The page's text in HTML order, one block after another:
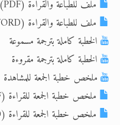
ملف للطباعة والقراءة (PDF)
ملف للطباعة والقراءة (WORD)
الخطبة كاملة بترجمة مسموعة
الخطبة كاملة بترجمة مقروءة
ملخص خطبة الجمعة للمشاهدة
ملخص خطبة الجمعة للقراءة (PDF)
ملخص خطبة الجمعة للقراءة (WORD)